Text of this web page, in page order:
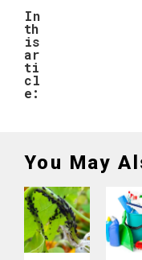
In
th
is
ar
ti
cl
e:
You May